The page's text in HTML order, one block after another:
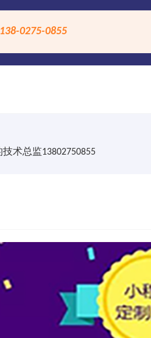
0275-0855
术总监13802750855